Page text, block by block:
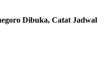
Dibuka, Catat Jadwal